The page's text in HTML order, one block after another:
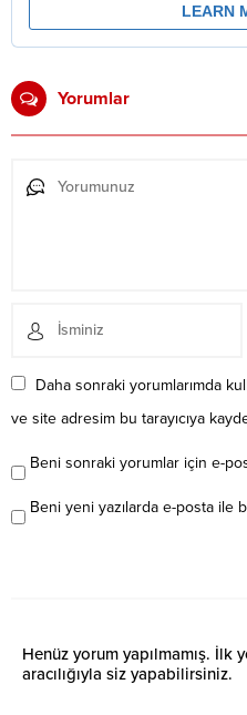
Yorumlar
Daha sonraki yorumlarımda
ve site adresim bu tarayıcıya
Beni sonraki yorumlar için e-
Beni yeni yazılarda e-posta ile
Henüz yorum yapılmamış. İlk
aracılığıyla siz yapabilirsiniz.